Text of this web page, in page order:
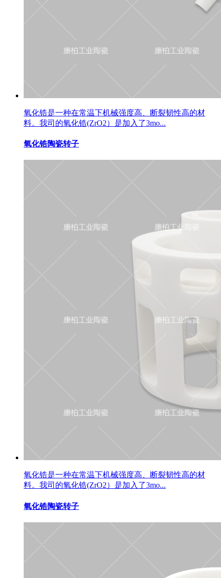
氧化锆是一种在常温下机械强度高、断裂韧性高的材
料。我司的氧化锆(ZrO2）是加入了3mo...
氧化锆陶瓷转子
氧化锆是一种在常温下机械强度高、断裂韧性高的材
料。我司的氧化锆(ZrO2）是加入了3mo...
氧化锆陶瓷转子